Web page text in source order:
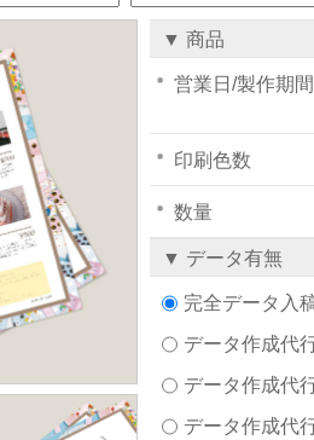
▼ 商品
営業日/製作期間
印刷色数
数量
▼ データ有無
完全データ入
データ作成代
データ作成代
データ作成代